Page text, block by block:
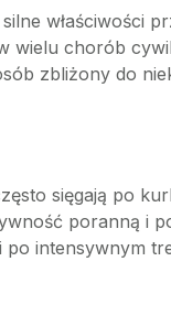
właściwości
wielu chorób
zbliżony do
sięgają po
poranną i
intensywnym